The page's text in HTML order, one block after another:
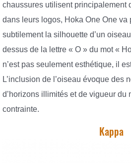
chaussures utilisent principalement
dans leurs logos, Hoka One One
subtilement la silhouette d’un
dessus de la lettre « O » du mot «
n’est pas seulement esthétique, il
L’inclusion de l’oiseau évoque des
d’horizons illimités et de vigueur du
contrainte.
Kappa